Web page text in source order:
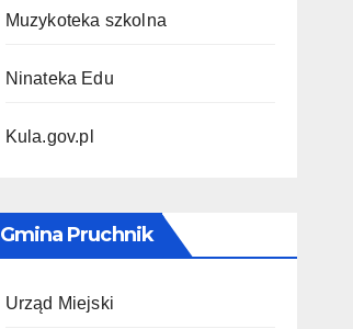
Muzykoteka szkolna
Ninateka Edu
Kula.gov.pl
Gmina Pruchnik
Urząd Miejski